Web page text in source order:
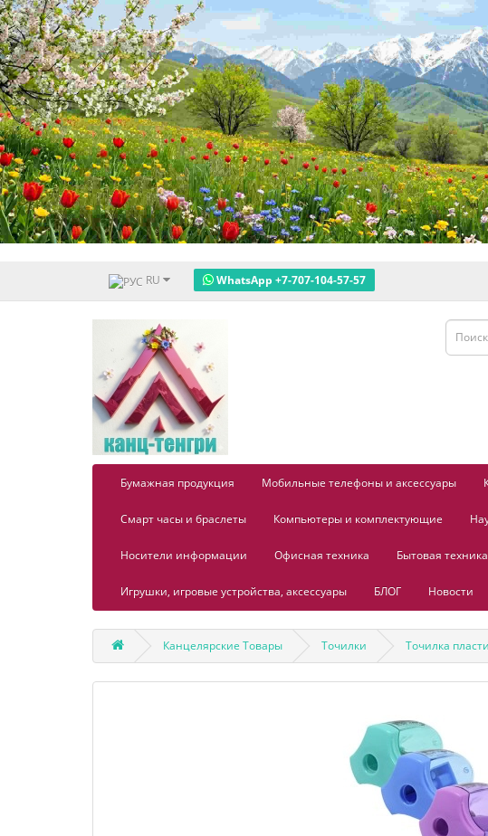
RU WhatsApp +7-707-104-57-57
Бумажная продукция Мобильные телефоны и аксессуары
Смарт часы и браслеты Компьютеры и комплектующие
Носители информации Офисная техника Бытовая техника
Игрушки, игровые устройства, аксессуары БЛОГ Новости
Канцелярские Товары Точилки Точилка